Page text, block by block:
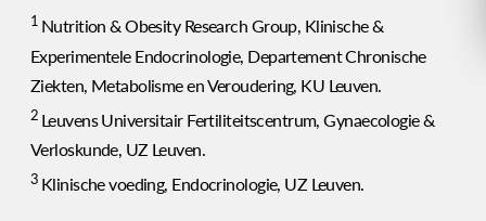
1 Nutrition & Obesity Research Group, Klinische &
Experimentele Endocrinologie, Departement Chronische
Ziekten, Metabolisme en Veroudering, KU Leuven.
2 Leuvens Universitair Fertiliteitscentrum, Gynaecologie &
Verloskunde, UZ Leuven.
3 Klinische voeding, Endocrinologie, UZ Leuven.